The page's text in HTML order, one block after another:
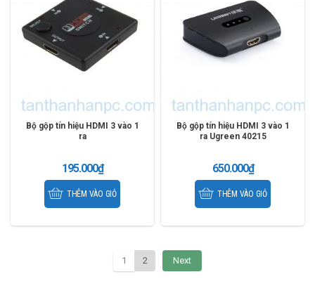
Bộ gộp tín hiệu HDMI 3 vào 1
ra
195.000₫
THÊM VÀO GIỎ
Bộ gộp tín hiệu HDMI 3 vào 1
ra Ugreen 40215
650.000₫
THÊM VÀO GIỎ
1 2 Next